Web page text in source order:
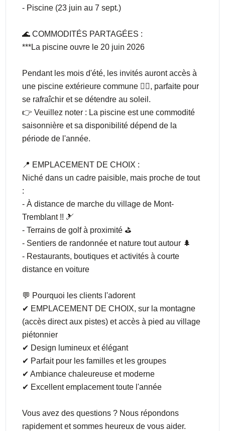
- Piscine (23 juin au 7 sept.)
🌊 COMMODITÉS PARTAGÉES :
***La piscine ouvre le 20 juin 2026
Pendant les mois d'été, les invités auront accès à
une piscine extérieure commune 🏊‍♀️, parfaite pour
se rafraîchir et se détendre au soleil.
👉 Veuillez noter : La piscine est une commodité
saisonnière et sa disponibilité dépend de la
période de l'année.
📍 EMPLACEMENT DE CHOIX :
Niché dans un cadre paisible, mais proche de tout
:
- À distance de marche du village de Mont-
Tremblant !! 🎿
- Terrains de golf à proximité ⛳
- Sentiers de randonnée et nature tout autour 🌲
- Restaurants, boutiques et activités à courte
distance en voiture
💬 Pourquoi les clients l'adorent
✔ EMPLACEMENT DE CHOIX, sur la montagne
(accès direct aux pistes) et accès à pied au village
piétonnier
✔ Design lumineux et élégant
✔ Parfait pour les familles et les groupes
✔ Ambiance chaleureuse et moderne
✔ Excellent emplacement toute l'année
Vous avez des questions ? Nous répondons
rapidement et sommes heureux de vous aider.